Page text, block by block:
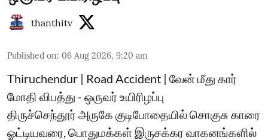
thanthitv
Published on: 06 Aug 2026, 9:20 am
Thiruchendur | Road Accident | வேன் மீது கார்
மோதி விபத்து - ஒருவர் உயிரிழப்பு
திருச்செந்தூர் அருகே குடிபோதையில் சொகுசு காரை
ஓட்டியவரை, பொதுமக்கள் இருசக்கர வாகனங்களில்